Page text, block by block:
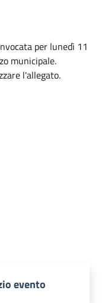
per lunedì 11
municipale.
l'allegato.
evento